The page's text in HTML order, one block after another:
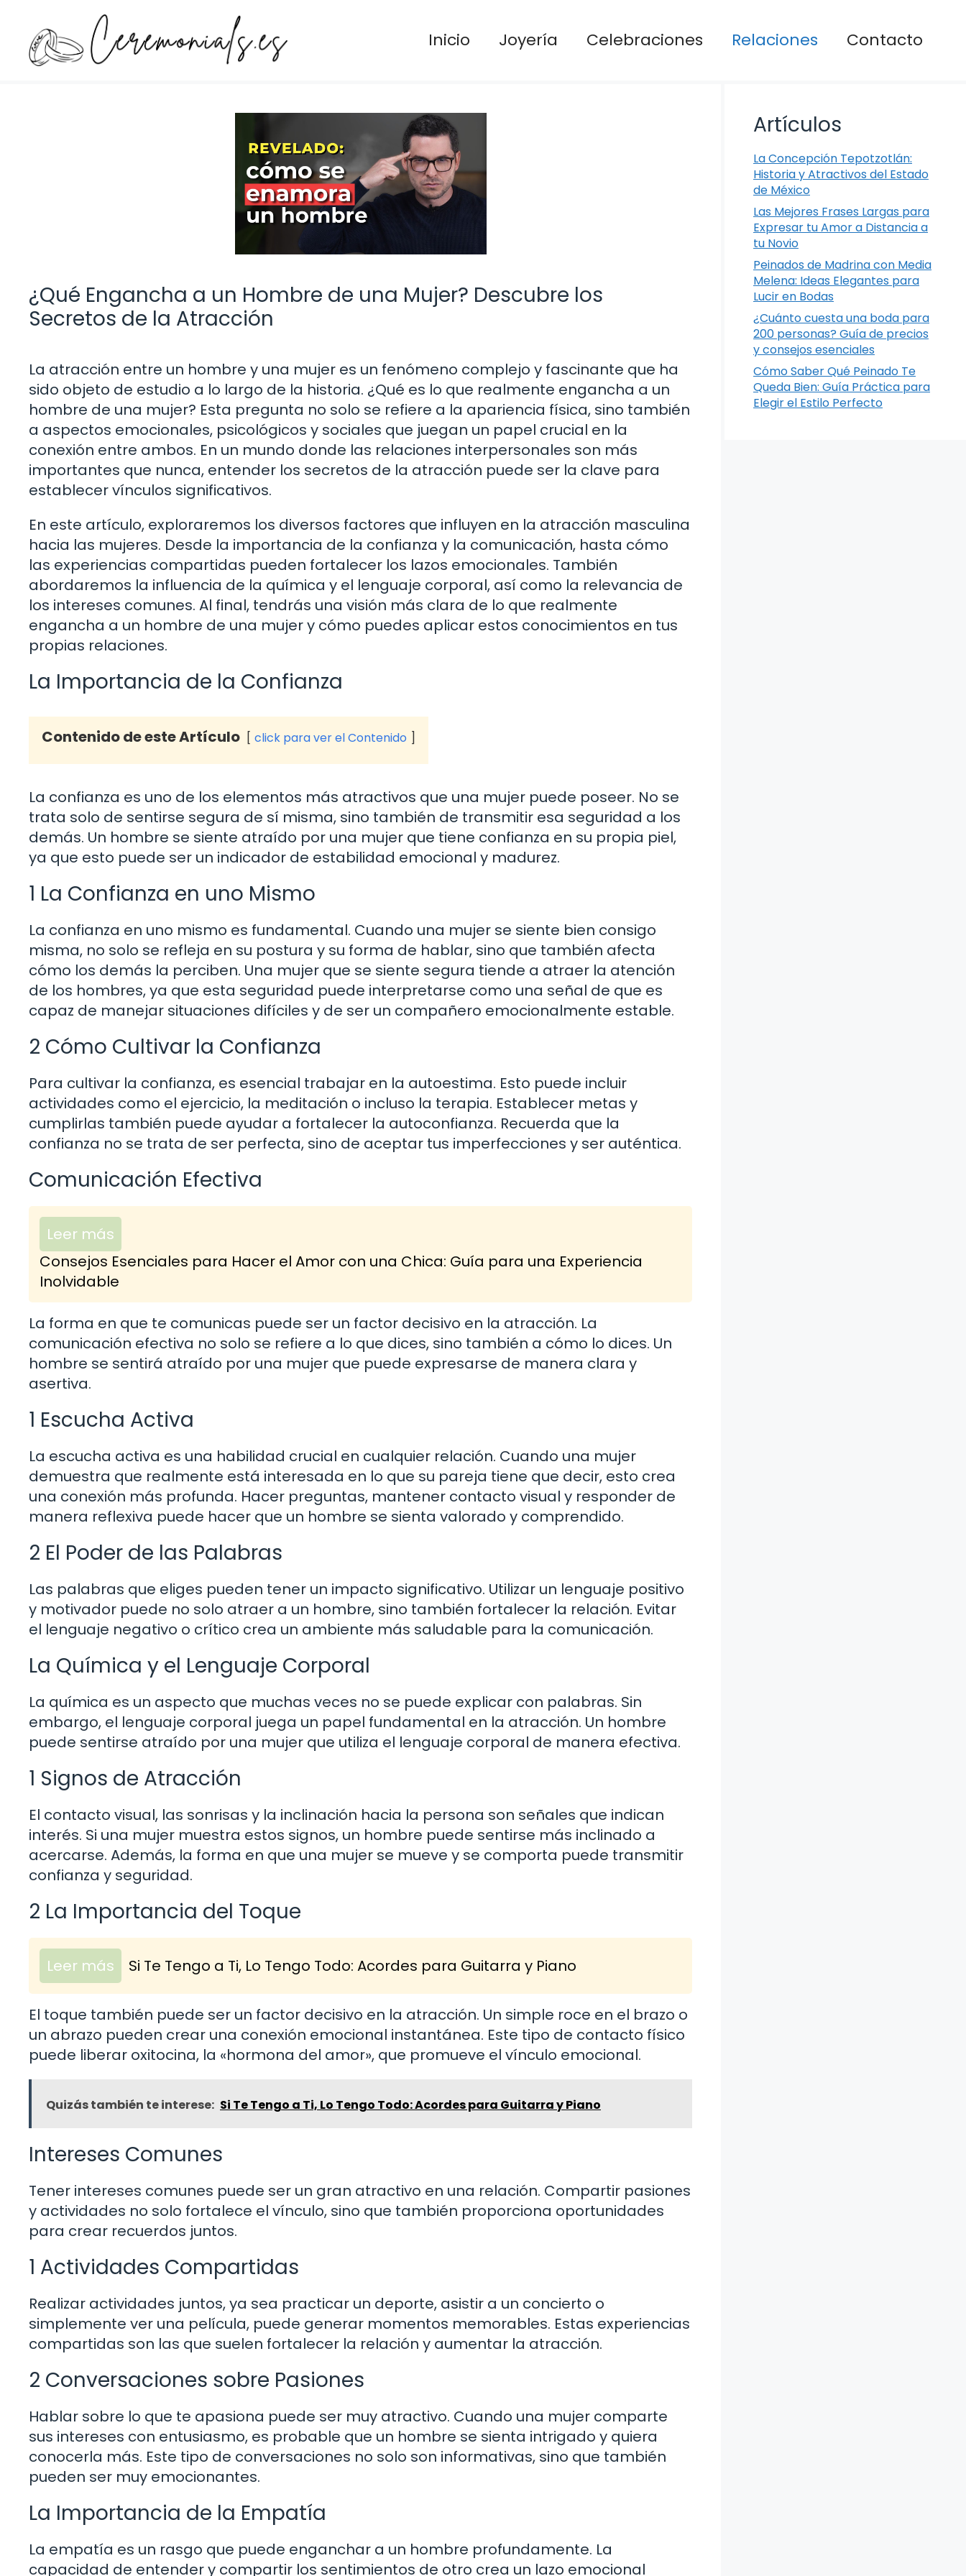
contenido
Inicio Joyería Celebraciones Relaciones Contacto
¿Qué Engancha a un Hombre de una Mujer? Descubre los
Secretos de la Atracción
La atracción entre un hombre y una mujer es un fenómeno complejo y fascinante que ha
sido objeto de estudio a lo largo de la historia. ¿Qué es lo que realmente engancha a un
hombre de una mujer? Esta pregunta no solo se refiere a la apariencia física, sino también
a aspectos emocionales, psicológicos y sociales que juegan un papel crucial en la
conexión entre ambos. En un mundo donde las relaciones interpersonales son más
importantes que nunca, entender los secretos de la atracción puede ser la clave para
establecer vínculos significativos.
En este artículo, exploraremos los diversos factores que influyen en la atracción masculina
hacia las mujeres. Desde la importancia de la confianza y la comunicación, hasta cómo
las experiencias compartidas pueden fortalecer los lazos emocionales. También
abordaremos la influencia de la química y el lenguaje corporal, así como la relevancia de
los intereses comunes. Al final, tendrás una visión más clara de lo que realmente
engancha a un hombre de una mujer y cómo puedes aplicar estos conocimientos en tus
propias relaciones.
La Importancia de la Confianza
Contenido de este Artículo click para ver el Contenido
La confianza es uno de los elementos más atractivos que una mujer puede poseer. No se
trata solo de sentirse segura de sí misma, sino también de transmitir esa seguridad a los
demás. Un hombre se siente atraído por una mujer que tiene confianza en su propia piel,
ya que esto puede ser un indicador de estabilidad emocional y madurez.
1 La Confianza en uno Mismo
La confianza en uno mismo es fundamental. Cuando una mujer se siente bien consigo
misma, no solo se refleja en su postura y su forma de hablar, sino que también afecta
cómo los demás la perciben. Una mujer que se siente segura tiende a atraer la atención
de los hombres, ya que esta seguridad puede interpretarse como una señal de que es
capaz de manejar situaciones difíciles y de ser un compañero emocionalmente estable.
2 Cómo Cultivar la Confianza
Para cultivar la confianza, es esencial trabajar en la autoestima. Esto puede incluir
actividades como el ejercicio, la meditación o incluso la terapia. Establecer metas y
cumplirlas también puede ayudar a fortalecer la autoconfianza. Recuerda que la
confianza no se trata de ser perfecta, sino de aceptar tus imperfecciones y ser auténtica.
Comunicación Efectiva
Leer más
Consejos Esenciales para Hacer el Amor con una Chica: Guía para una Experiencia
Inolvidable
La forma en que te comunicas puede ser un factor decisivo en la atracción. La
comunicación efectiva no solo se refiere a lo que dices, sino también a cómo lo dices. Un
hombre se sentirá atraído por una mujer que puede expresarse de manera clara y
asertiva.
1 Escucha Activa
La escucha activa es una habilidad crucial en cualquier relación. Cuando una mujer
demuestra que realmente está interesada en lo que su pareja tiene que decir, esto crea
una conexión más profunda. Hacer preguntas, mantener contacto visual y responder de
manera reflexiva puede hacer que un hombre se sienta valorado y comprendido.
2 El Poder de las Palabras
Las palabras que eliges pueden tener un impacto significativo. Utilizar un lenguaje positivo
y motivador puede no solo atraer a un hombre, sino también fortalecer la relación. Evitar
el lenguaje negativo o crítico crea un ambiente más saludable para la comunicación.
La Química y el Lenguaje Corporal
La química es un aspecto que muchas veces no se puede explicar con palabras. Sin
embargo, el lenguaje corporal juega un papel fundamental en la atracción. Un hombre
puede sentirse atraído por una mujer que utiliza el lenguaje corporal de manera efectiva.
1 Signos de Atracción
El contacto visual, las sonrisas y la inclinación hacia la persona son señales que indican
interés. Si una mujer muestra estos signos, un hombre puede sentirse más inclinado a
acercarse. Además, la forma en que una mujer se mueve y se comporta puede transmitir
confianza y seguridad.
2 La Importancia del Toque
Leer más Si Te Tengo a Ti, Lo Tengo Todo: Acordes para Guitarra y Piano
El toque también puede ser un factor decisivo en la atracción. Un simple roce en el brazo o
un abrazo pueden crear una conexión emocional instantánea. Este tipo de contacto físico
puede liberar oxitocina, la «hormona del amor», que promueve el vínculo emocional.
Quizás también te interese: Si Te Tengo a Ti, Lo Tengo Todo: Acordes para Guitarra y Piano
Intereses Comunes
Tener intereses comunes puede ser un gran atractivo en una relación. Compartir pasiones
y actividades no solo fortalece el vínculo, sino que también proporciona oportunidades
para crear recuerdos juntos.
1 Actividades Compartidas
Realizar actividades juntos, ya sea practicar un deporte, asistir a un concierto o
simplemente ver una película, puede generar momentos memorables. Estas experiencias
compartidas son las que suelen fortalecer la relación y aumentar la atracción.
2 Conversaciones sobre Pasiones
Hablar sobre lo que te apasiona puede ser muy atractivo. Cuando una mujer comparte
sus intereses con entusiasmo, es probable que un hombre se sienta intrigado y quiera
conocerla más. Este tipo de conversaciones no solo son informativas, sino que también
pueden ser muy emocionantes.
La Importancia de la Empatía
La empatía es un rasgo que puede enganchar a un hombre profundamente. La
capacidad de entender y compartir los sentimientos de otro crea un lazo emocional
Artículos
La Concepción Tepotzotlán:
Historia y Atractivos del Estado
de México
Las Mejores Frases Largas para
Expresar tu Amor a Distancia a
tu Novio
Peinados de Madrina con Media
Melena: Ideas Elegantes para
Lucir en Bodas
¿Cuánto cuesta una boda para
200 personas? Guía de precios
y consejos esenciales
Cómo Saber Qué Peinado Te
Queda Bien: Guía Práctica para
Elegir el Estilo Perfecto